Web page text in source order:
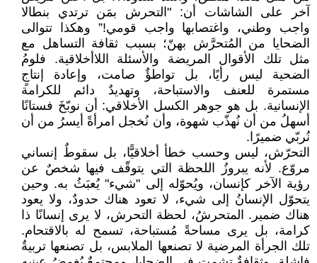
آخر على الشاشات أن: "التحرش بمَن ترتدي بنطالا
واجب وطني، واغتصابها واجب قومي!” وهكذا تتوالى
الضحايا من المُتحرَّش بهنّ؛ بسبب ثقافة التساهل مع
مثل تلك الأقوال المريضة والأسئلة اللاأخلاقية. فلومُ
الضحية ليس رأيًا، بل تواطؤٌ صامت، وإعادة إنتاجٍ
مستمرة للعنف والاستباحة، وتهديدٌ دائم للكرامة
الإنسانية. بل هو جوهر الكسل الأخلاقي: أن نوبّخَ فستانًا
أسهلُ من أن نُهذّب شهوة، وأن نُخجل امرأةً أيسرُ من أن
نُربّي ضميرًا.
التحرّش، ليس وحسب خطأ أخلاقيًّا، بل سقوطٌ إنساني
مروّع. لأنه يبروزُ اللحظة التي يتوقّف فيها شخصٌ عن
رؤية الآخر كإنسان، ويُحوّله إلى "شيء" يُعبَثُ به. وحين
يتحوّل الإنسانُ إلى شيء، لا تعود هناك حدودٌ، ولا يعود
هناك ضمير. المتحرشُ، لحظة التحرش، لا يرى إنسانًا ذا
كرامة، بل يرى مساحةً مُستباحة، تسمح له بالاقتحام.
تلك الجرأة المرضية لا تصنعها الملابس، بل تصنعها تربيةٌ